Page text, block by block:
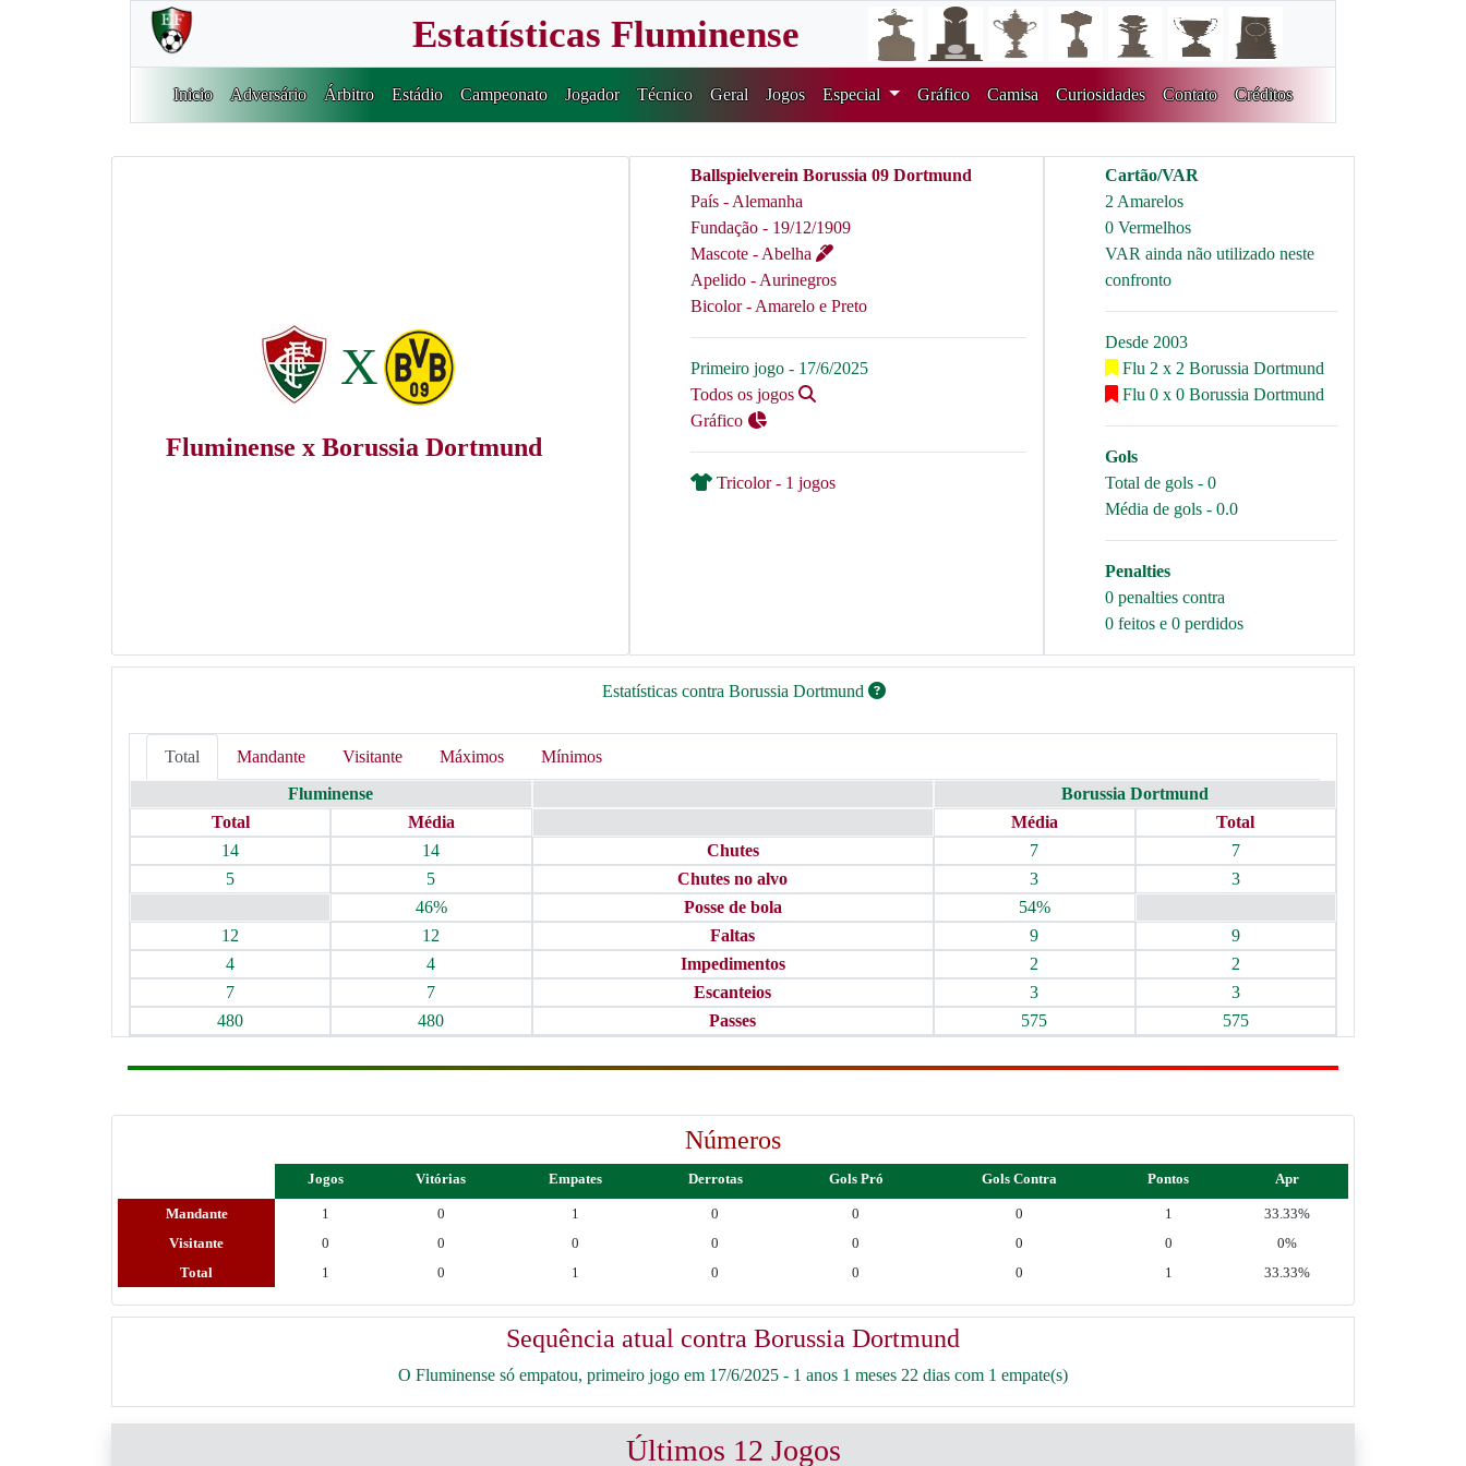
Estatísticas Fluminense
Inicio Adversário Árbitro Estádio Campeonato Jogador Técnico Geral Jogos Especial Gráfico Camisa Curiosidades Contato Créditos
X
Fluminense x Borussia Dortmund
Ballspielverein Borussia 09 Dortmund
País - Alemanha
Fundação - 19/12/1909
Mascote - Abelha
Apelido - Aurinegros
Bicolor - Amarelo e Preto
Primeiro jogo - 17/6/2025
Todos os jogos
Gráfico
Tricolor - 1 jogos
Cartão/VAR
2 Amarelos
0 Vermelhos
VAR ainda não utilizado neste
confronto
Desde 2003
Flu 2 x 2 Borussia Dortmund
Flu 0 x 0 Borussia Dortmund
Gols
Total de gols - 0
Média de gols - 0.0
Penalties
0 penalties contra
0 feitos e 0 perdidos
Estatísticas contra Borussia Dortmund
Total Mandante Visitante Máximos
Mínimos
Fluminense
Borussia Dortmund
Total
Média Média
Total
14
14 Chutes 7
7
5
5 Chutes no alvo 3
3
46%
Posse de bola
54%
12
12 Faltas 9
9
4
4 Impedimentos 2
2
7
7 Escanteios 3
3
480
480 Passes 575 575
Números
Jogos Vitórias Empates Derrotas Gols Pró Gols Contra Pontos Apr
Mandante 1 0 1 0 0 0 1
33.33%
Visitante
0 0 0 0 0 0 0
0%
Total
1 0 1 0 0 0 1 33.33%
Sequência atual contra Borussia Dortmund
O Fluminense só empatou, primeiro jogo em 17/6/2025 - 1 anos 1 meses 22 dias com 1 empate(s)
Últimos 12 Jogos